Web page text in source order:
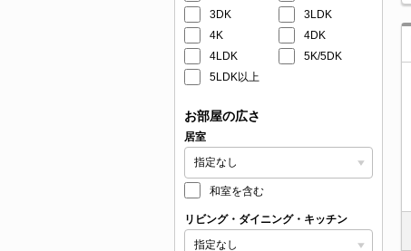
3DK
3LDK
4K
4DK
4LDK
5K/5DK
5LDK以上
お部屋の広さ
居室
和室を含む
リビング・ダイニング・キッチン